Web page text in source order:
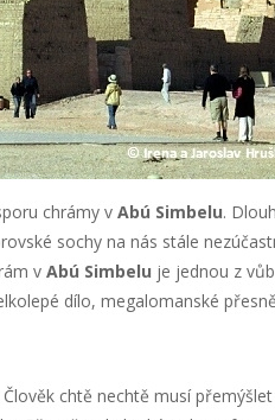
chrámy v Abú Simbelu.
sochy na nás stále
v Abú Simbelu je jednou z
dílo, megalomanské
Člověk chtě nechtě musí